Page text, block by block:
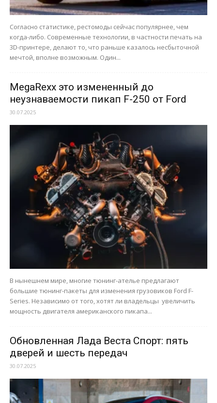
Согласно статистике, рестомоды сейчас популярнее, чем
когда-либо. Современные технологии, в частности печать на
3D-принтере, делают то, что раньше казалось несбыточной
мечтой, вполне возможным. Один...
MegaRexx это измененный до
неузнаваемости пикап F-250 от Ford
30.07.2025
В нынешнем мире, многие тюнинг-ателье предлагают
большие тюнинг-пакеты для изменения грузовиков Ford F-
Series. Независимо от того, хотят ли владельцы увеличить
мощность двигателя американского пикапа...
Обновленная Лада Веста Спорт: пять
дверей и шесть передач
30.07.2025